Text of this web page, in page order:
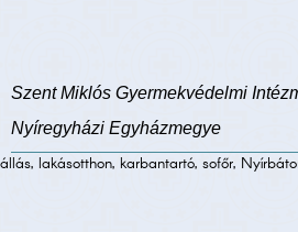
Szent Miklós Gyermekvédelmi
Nyíregyházi Egyházmegye
állás, lakásotthon, karbantartó, sofőr,